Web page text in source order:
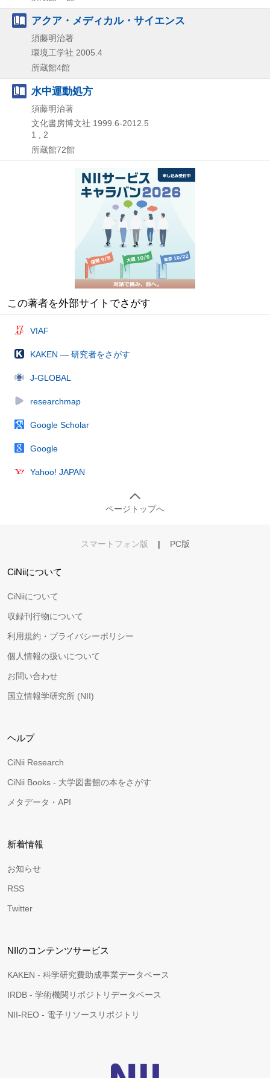
アクア・メディカル・サイエンス
須藤明治著
環境工学社 2005.4
所蔵館4館
水中運動処方
須藤明治著
文化書房博文社 1999.6-2012.5
1 , 2
所蔵館72館
この著者を外部サイトでさがす
VIAF
KAKEN — 研究者をさがす
J-GLOBAL
researchmap
Google Scholar
Google
Yahoo! JAPAN
ページトップへ
スマートフォン版 | PC版
CiNiiについて
CiNiiについて
収録刊行物について
利用規約・プライバシーポリシー
個人情報の扱いについて
お問い合わせ
国立情報学研究所 (NII)
ヘルプ
CiNii Research
CiNii Books - 大学図書館の本をさがす
メタデータ・API
新着情報
お知らせ
RSS
Twitter
NIIのコンテンツサービス
KAKEN - 科学研究費助成事業データベース
IRDB - 学術機関リポジトリデータベース
NII-REO - 電子リソースリポジトリ